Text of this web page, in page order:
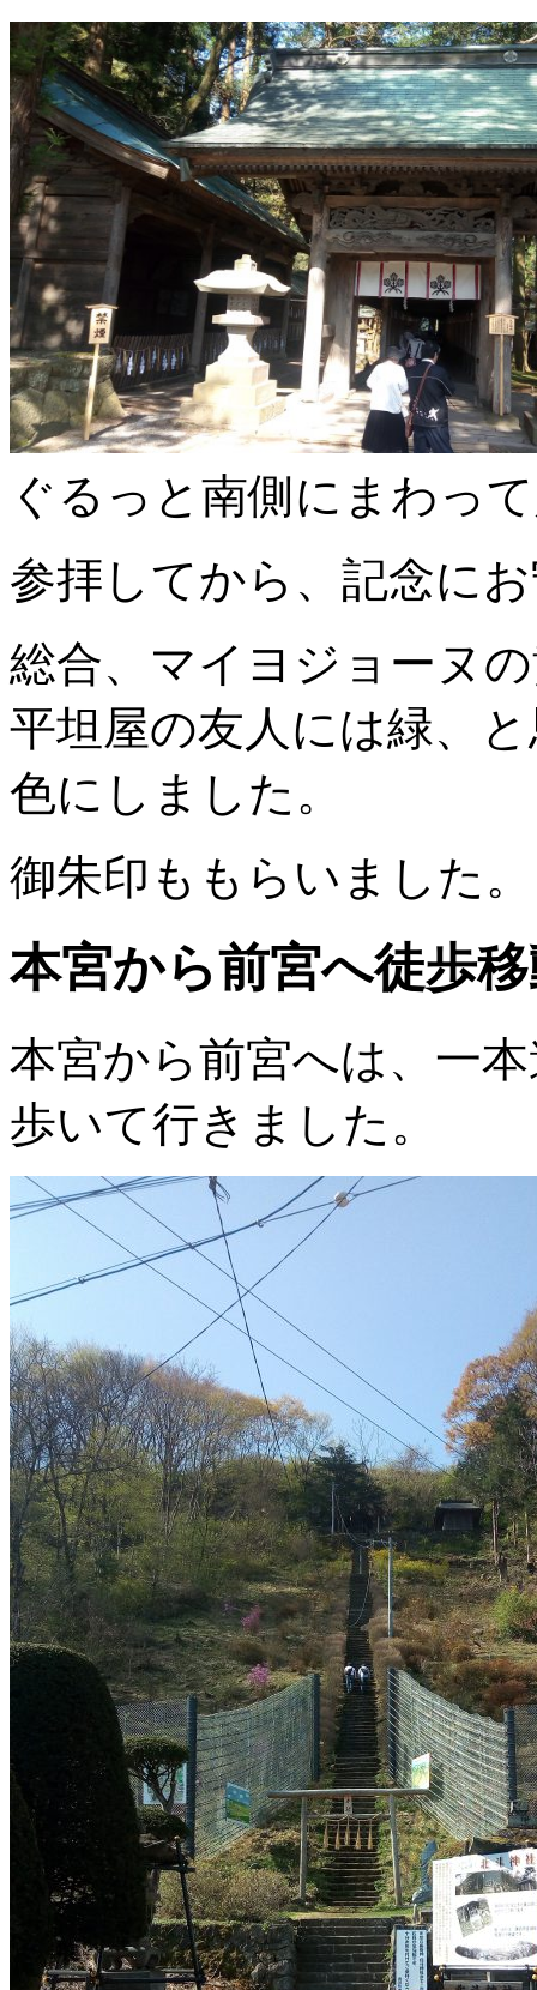
ぐるっと南側にまわっ
参拝してから、記念に
総合、マイヨジョーヌ
平坦屋の友人には緑、
色にしました。
御朱印ももらいました。
本宮から前宮へ徒歩
本宮から前宮へは、一
歩いて行きました。